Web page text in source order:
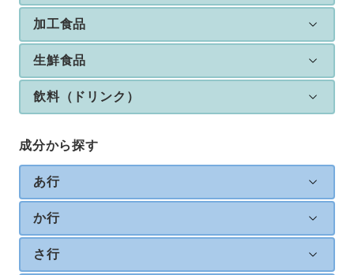
加工食品
生鮮食品
飲料（ドリンク）
成分から探す
あ行
か行
さ行